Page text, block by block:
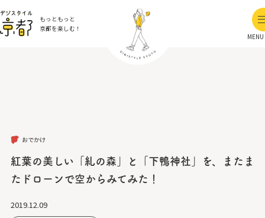
もっともっと
京都を楽しむ！
MENU
おでかけ
紅葉の美しい「糺の森」と「下鴨神社」を、またま
たドローンで空からみてみた！
2019.12.09